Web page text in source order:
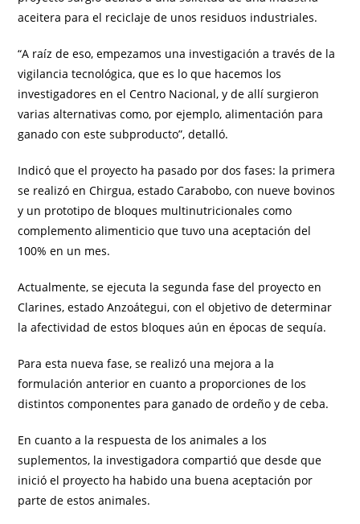
aceitera para el reciclaje de unos residuos industriales.
“A raíz de eso, empezamos una investigación a través de la
vigilancia tecnológica, que es lo que hacemos los
investigadores en el Centro Nacional, y de allí surgieron
varias alternativas como, por ejemplo, alimentación para
ganado con este subproducto”, detalló.
Indicó que el proyecto ha pasado por dos fases: la primera
se realizó en Chirgua, estado Carabobo, con nueve bovinos
y un prototipo de bloques multinutricionales como
complemento alimenticio que tuvo una aceptación del
100% en un mes.
Actualmente, se ejecuta la segunda fase del proyecto en
Clarines, estado Anzoátegui, con el objetivo de determinar
la afectividad de estos bloques aún en épocas de sequía.
Para esta nueva fase, se realizó una mejora a la
formulación anterior en cuanto a proporciones de los
distintos componentes para ganado de ordeño y de ceba.
En cuanto a la respuesta de los animales a los
suplementos, la investigadora compartió que desde que
inició el proyecto ha habido una buena aceptación por
parte de estos animales.